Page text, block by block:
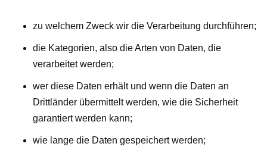
zu welchem Zweck wir die Verarbeitung durchführen;
die Kategorien, also die Arten von Daten, die
verarbeitet werden;
wer diese Daten erhält und wenn die Daten an
Drittländer übermittelt werden, wie die Sicherheit
garantiert werden kann;
wie lange die Daten gespeichert werden;